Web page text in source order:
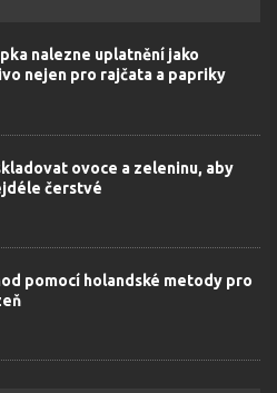
nalezne uplatnění jako
nejen pro rajčata a papriky
ovoce a zeleninu, aby
čerstvé
pomocí holandské metody pro